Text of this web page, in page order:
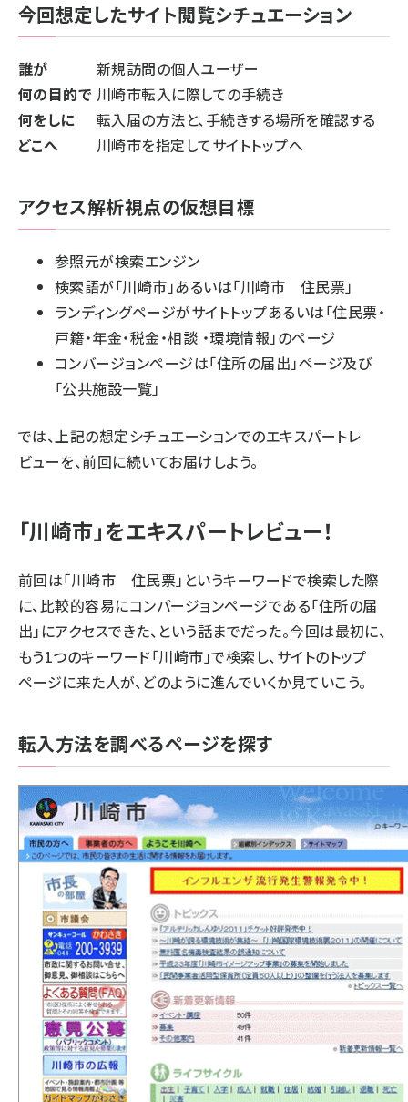
今回想定したサイト閲覧シチュエーション
誰が
新規訪問の個人ユーザー
何の目的で 川崎市転入に際しての手続き
何をしに
転入届の方法と、手続きする場所を確認する
どこへ
川崎市を指定してサイトトップへ
アクセス解析視点の仮想目標
参照元が検索エンジン
検索語が「川崎市」あるいは「川崎市 住民票」
ランディングページがサイトトップあるいは「住民票・
戸籍・年金・税金・相談 ・環境情報」のページ
コンバージョンページは「住所の届出」ページ及び
「公共施設一覧」
では、上記の想定シチュエーションでのエキスパートレ
ビューを、前回に続いてお届けしよう。
「川崎市」をエキスパートレビュー！
前回は「川崎市 住民票」というキーワードで検索した際
に、比較的容易にコンバージョンページである「住所の届
出」にアクセスできた、という話までだった。今回は最初に、
もう1つのキーワード「川崎市」で検索し、サイトのトップ
ページに来た人が、どのように進んでいくか見ていこう。
転入方法を調べるページを探す